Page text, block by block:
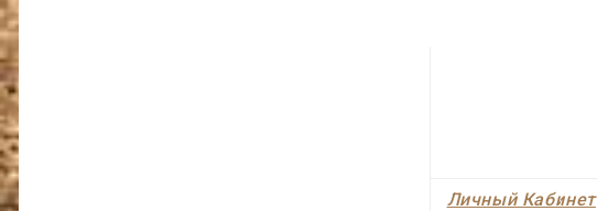
Личный Кабинет